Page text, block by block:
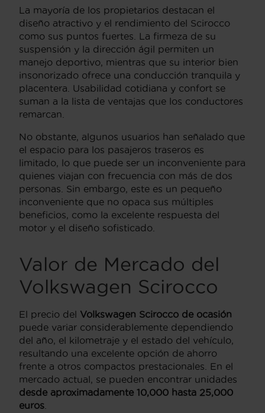
La mayoría de los propietarios destacan el
diseño atractivo y el rendimiento del Scirocco
como sus puntos fuertes. La firmeza de su
suspensión y la dirección ágil permiten un
manejo deportivo, mientras que su interior bien
insonorizado ofrece una conducción tranquila y
placentera. Usabilidad cotidiana y confort se
suman a la lista de ventajas que los conductores
remarcan.
No obstante, algunos usuarios han señalado que
el espacio para los pasajeros traseros es
limitado, lo que puede ser un inconveniente para
quienes viajan con frecuencia con más de dos
personas. Sin embargo, este es un pequeño
inconveniente que no opaca sus múltiples
beneficios, como la excelente respuesta del
motor y el diseño sofisticado.
Valor de Mercado del
Volkswagen Scirocco
El precio del Volkswagen Scirocco de ocasión
puede variar considerablemente dependiendo
del año, el kilometraje y el estado del vehículo,
resultando una excelente opción de ahorro
frente a otros compactos prestacionales. En el
mercado actual, se pueden encontrar unidades
desde aproximadamente 10,000 hasta 25,000
euros